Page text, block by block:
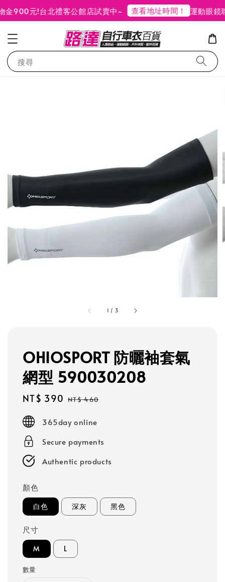
900元!台北禮客公館店試賣中~ 查看地址時間！ 運動眼鏡
搜尋
1 / 3
OHIOSPORT 防曬袖套氣
網型 590030208
Sale
NT$ 390 Regular
NT$ 460
365day online
Secure payments
Authentic products
顏色
白色 深灰 黑色
尺寸
M L
數量